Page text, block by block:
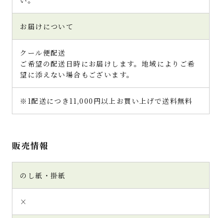
お届けについて
クール便配送
ご希望の配送日時にお届けします。地域によりご希
望に添えない場合もございます。
※1配送につき11,000円以上お買い上げで送料無料
販売情報
のし紙・掛紙
×